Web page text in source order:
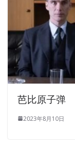
芭比原子弹
2023年8月10日